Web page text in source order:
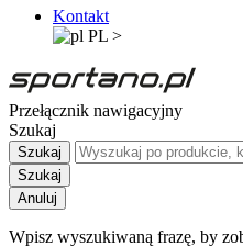
Kontakt
PL >
Przełącznik nawigacyjny
Szukaj
Szukaj
Szukaj
Anuluj
Wpisz wyszukiwaną frazę, by